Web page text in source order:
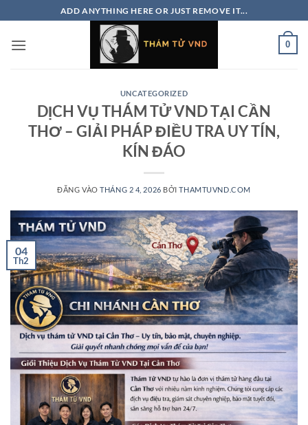
qua
nội
ADD ANYTHING HERE OR JUST REMOVE IT...
0
UNCATEGORIZED
DỊCH VỤ THÁM TỬ VND TẠI CẦN
THƠ – GIẢI PHÁP ĐIỀU TRA UY TÍN,
KÍN ĐÁO
ĐĂNG VÀOTHÁNG 2 4, 2026 BỞITHAMTUVND.COM
04
Th2